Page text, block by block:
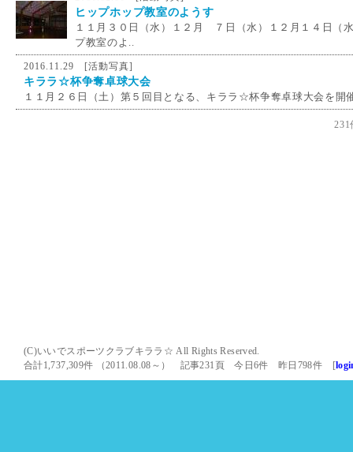
ヒップホップ教室のようす
１１月３０日（水）１２月 ７日（水）１２月１４日（
プ教室のよ..
2016.11.29 [活動写真]
キララ☆杯争奪卓球大会
１１月２６日（土）第５回目となる、キララ☆杯争奪卓球大会を開
(C)いいでスポーツクラブキララ☆ All Rights Reserved.
合計1,737,309件 （2011.08.08～） 記事231頁 今日6件 昨日798件 [